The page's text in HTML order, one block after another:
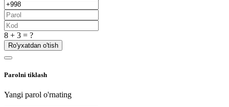
8 + 3 = ?
Ro'yxatdan o'tish
Parolni tiklash
Yangi parol o'rnating